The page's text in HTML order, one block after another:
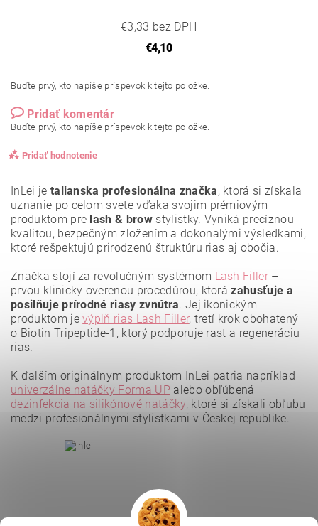
€3,33 bez DPH
€4,10
Buďte prvý, kto napíše príspevok k tejto položke.
Pridať komentár
Buďte prvý, kto napíše príspevok k tejto položke.
Pridať hodnotenie
Vložením hodnotenie súhlasíte spodmienkami ochrany
osobných údajov.
InLei je talianska profesionálna značka, ktorá si získala
uznanie po celom svete vďaka svojim prémiovým
produktom pre lash & brow stylistky. Vyniká precíznou
kvalitou, bezpečným zložením a dokonalými výsledkami,
ktoré rešpektujú prirodzenú štruktúru rias aj obočia.
Značka stojí za revolučným systémom Lash Filler –
prvou klinicky overenou procedúrou, ktorázahusťuje a
posilňuje prírodné riasy zvnútra. Jej ikonickým
produktom jevýplň rias Lash Filler, tretí krok obohatený
o Biotin Tripeptide-1, ktorý podporuje rast a regeneráciu
rias.
K ďalším originálnym produktom InLei patria napríklad
univerzálne natáčky Forma UP alebo obľúbená
dezinfekcia na silikónové natáčky, ktoré si získali obľubu
medzi profesionálnymi stylistkami v Českej republike.